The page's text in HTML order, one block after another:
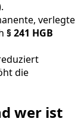
verlegte
§ 241 HGB
die
wer ist